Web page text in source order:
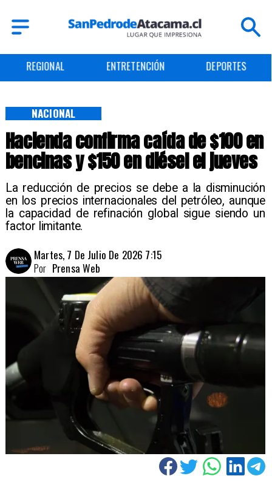
REGIONAL ENTRETENCIÓN DEPORTES
Hacienda confirma caída de $100 en
bencinas y $150 en diésel el jueves
La reducción de precios se debe a la disminución
en los precios internacionales del petróleo, aunque
la capacidad de refinación global sigue siendo un
factor limitante.
NACIONAL
Martes, 7 De Julio De 2026 7:15
Prensa Web
Por